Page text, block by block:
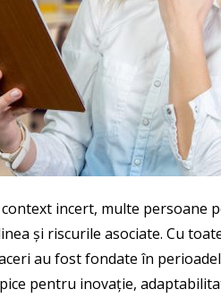
incert, multe persoane
și riscurile asociate. Cu
au fost fondate în
pentru inovație,